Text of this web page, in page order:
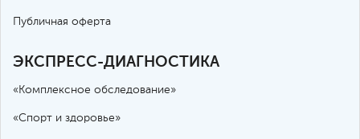
Публичная оферта
ЭКСПРЕСС-ДИАГНОСТИКА
«Комплексное обследование»
«Спорт и здоровье»